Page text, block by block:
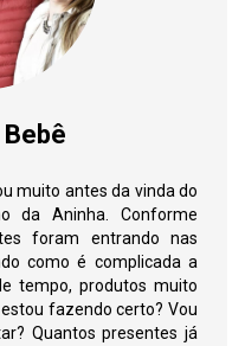
Bebê
muito antes da vinda do
da Aninha. Conforme
foram entrando nas
como é complicada a
tempo, produtos muito
fazendo certo? Vou
Quantos presentes já